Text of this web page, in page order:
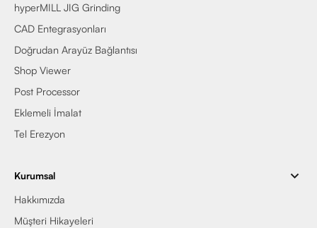
hyperMILL JIG Grinding
CAD Entegrasyonları
Doğrudan Arayüz Bağlantısı
Shop Viewer
Post Processor
Eklemeli İmalat
Tel Erezyon
Kurumsal
Hakkımızda
Müşteri Hikayeleri